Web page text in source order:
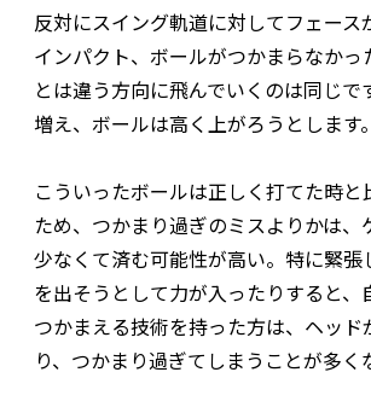
反対にスイング軌道に対してフェース
インパクト、ボールがつかまらなかっ
とは違う方向に飛んでいくのは同じで
増え、ボールは高く上がろうとします。
こういったボールは正しく打てた時と
ため、つかまり過ぎのミスよりかは、
少なくて済む可能性が高い。特に緊張
を出そうとして力が入ったりすると、
つかまえる技術を持った方は、ヘッド
り、つかまり過ぎてしまうことが多く